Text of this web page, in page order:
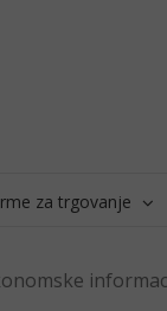
za trgovanje